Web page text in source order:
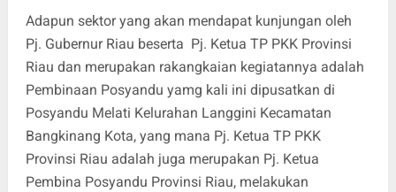
Adapun sektor yang akan mendapat kunjungan oleh
Pj. Gubernur Riau beserta Pj. Ketua TP PKK Provinsi
Riau dan merupakan rakangkaian kegiatannya adalah
Pembinaan Posyandu yamg kali ini dipusatkan di
Posyandu Melati Kelurahan Langgini Kecamatan
Bangkinang Kota, yang mana Pj. Ketua TP PKK
Provinsi Riau adalah juga merupakan Pj. Ketua
Pembina Posyandu Provinsi Riau, melakukan